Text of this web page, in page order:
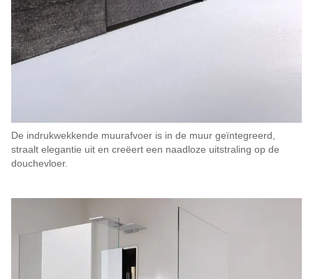
De indrukwekkende muurafvoer is in de muur geïntegreerd,
straalt elegantie uit en creëert een naadloze uitstraling op de
douchevloer.